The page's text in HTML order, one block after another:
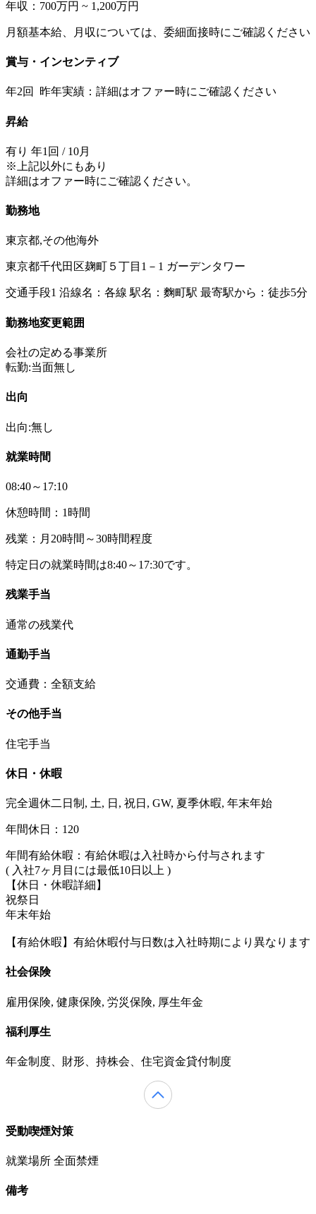
年収：700万円 ~ 1,200万円
月額基本給、月収については、委細面接時にご確認ください
賞与・インセンティブ
年2回 昨年実績：詳細はオファー時にご確認ください
昇給
有り 年1回 / 10月
※上記以外にもあり
詳細はオファー時にご確認ください。
勤務地
東京都,その他海外
東京都千代田区麹町５丁目1－1 ガーデンタワー
交通手段1 沿線名：各線 駅名：麴町駅 最寄駅から：徒歩5分
勤務地変更範囲
会社の定める事業所
転勤:当面無し
出向
出向:無し
就業時間
08:40～17:10
休憩時間：1時間
残業：月20時間～30時間程度
特定日の就業時間は8:40～17:30です。
残業手当
通常の残業代
通勤手当
交通費：全額支給
その他手当
住宅手当
休日・休暇
完全週休二日制, 土, 日, 祝日, GW, 夏季休暇, 年末年始
年間休日：120
年間有給休暇：有給休暇は入社時から付与されます
( 入社7ヶ月目には最低10日以上 )
【休日・休暇詳細】
祝祭日
年末年始
【有給休暇】有給休暇付与日数は入社時期により異なります
社会保険
雇用保険, 健康保険, 労災保険, 厚生年金
福利厚生
年金制度、財形、持株会、住宅資金貸付制度
受動喫煙対策
就業場所 全面禁煙
備考